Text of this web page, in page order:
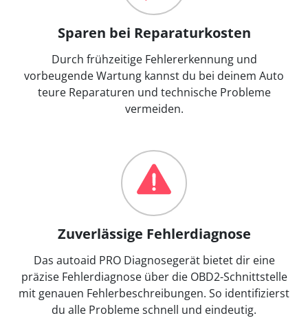
Sparen bei Reparaturkosten
Durch frühzeitige Fehlererkennung und
vorbeugende Wartung kannst du bei deinem Auto
teure Reparaturen und technische Probleme
vermeiden.
Zuverlässige Fehlerdiagnose
Das autoaid PRO Diagnosegerät bietet dir eine
präzise Fehlerdiagnose über die OBD2-Schnittstelle
mit genauen Fehlerbeschreibungen. So identifizierst
du alle Probleme schnell und eindeutig.